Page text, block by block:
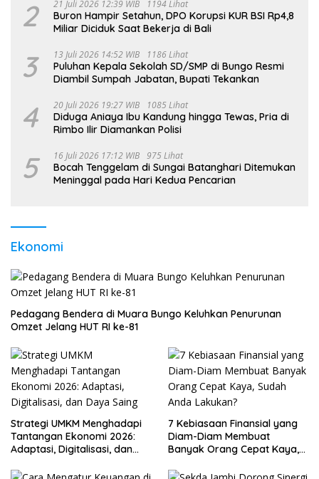
2 21 Juli 2026 12:39 WIB 1194 Lihat
Buron Hampir Setahun, DPO Korupsi KUR BSI Rp4,8
Miliar Diciduk Saat Bekerja di Bali
3 13 Juli 2026 14:52 WIB 1186 Lihat
Puluhan Kepala Sekolah SD/SMP di Bungo Resmi
Diambil Sumpah Jabatan, Bupati Tekankan
4 20 Juli 2026 19:27 WIB 1085 Lihat
Diduga Aniaya Ibu Kandung hingga Tewas, Pria di
Rimbo Ilir Diamankan Polisi
5 16 Juli 2026 17:12 WIB 975 Lihat
Bocah Tenggelam di Sungai Batanghari Ditemukan
Meninggal pada Hari Kedua Pencarian
Ekonomi
Pedagang Bendera di Muara Bungo Keluhkan Penurunan
Omzet Jelang HUT RI ke-81
Strategi UMKM Menghadapi
Tantangan Ekonomi 2026:
Adaptasi, Digitalisasi, dan
7 Kebiasaan Finansial yang
Diam-Diam Membuat
Banyak Orang Cepat Kaya,